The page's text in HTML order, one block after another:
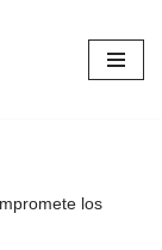
los